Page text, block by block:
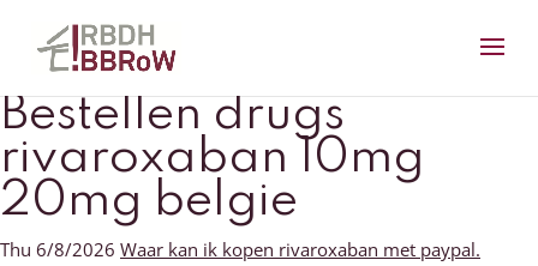
Bestellen drugs
rivaroxaban 10mg
20mg belgie
Thu 6/8/2026 Waar kan ik kopen rivaroxaban met paypal.